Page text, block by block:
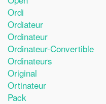
Ordi
Ordiateur
Ordinateur
Ordinateur-Convertible
Ordinateurs
Original
Ortinateur
Pack